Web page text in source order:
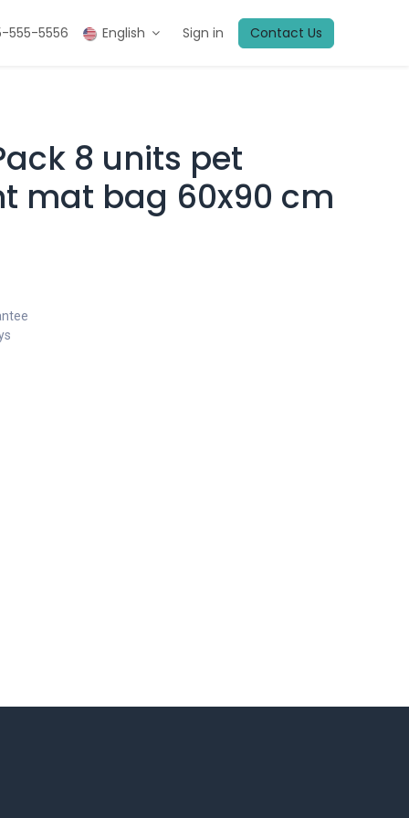
555-5556 English Sign in Contact Us
8 units pet
mat bag 60x90 cm